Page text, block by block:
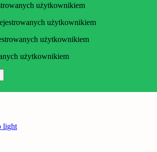
użytkownikiem
użytkownikiem
użytkownikiem
użytkownikiem